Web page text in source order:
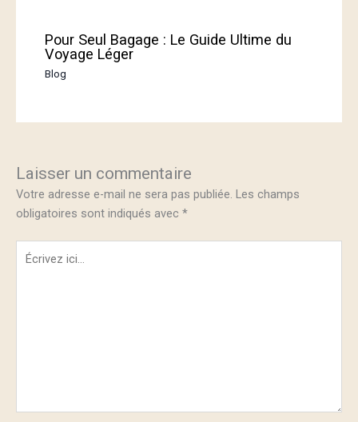
Pour Seul Bagage : Le Guide Ultime du
Voyage Léger
Blog
Laisser un commentaire
Votre adresse e-mail ne sera pas publiée. Les champs
obligatoires sont indiqués avec *
Écrivez